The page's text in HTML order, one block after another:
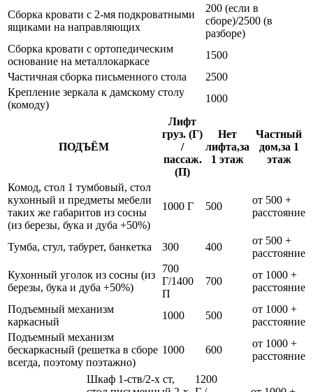
Сборка кровати с 2-мя подкроватными
ящиками на направляющих
200 (если в
сборе)/2500 (в
разборе)
Сборка кровати с ортопедическим
основание на металлокаркасе
1500
Частичная сборка письменного стола
2500
Крепление зеркала к дамскому столу
(комоду)
1000
ПОДЪЁМ
Лифт
груз. (Г)
/
пассаж.
(П)
Нет
лифта,за
1 этаж
Частный
дом,за 1
этаж
Комод, стол 1 тумбовый, стол
кухонный и предметы мебели
таких же габаритов из сосны
(из березы, бука и дуба +50%)
1000 Г 500
от 500 +
расстояние
Тумба, стул, табурет, банкетка 300 400
от 500 +
расстояние
Кухонный уголок из сосны (из
березы, бука и дуба +50%)
700
Г/1400
П
700
от 1000 +
расстояние
Подъемный механизм
каркасный
1000 500
от 1000 +
расстояние
Подъемный механизм
бескаркасный (решетка в сборе
всегда, поэтому поэтажно)
1000 600
от 1000 +
расстояние
Шкаф 1-ств/2-х ст,
1200